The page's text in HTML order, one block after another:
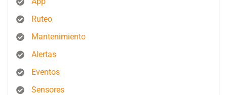
Ruteo
Mantenimiento
Alertas
Eventos
Sensores